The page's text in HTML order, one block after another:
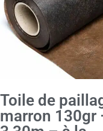
Toile de
marron 130gr